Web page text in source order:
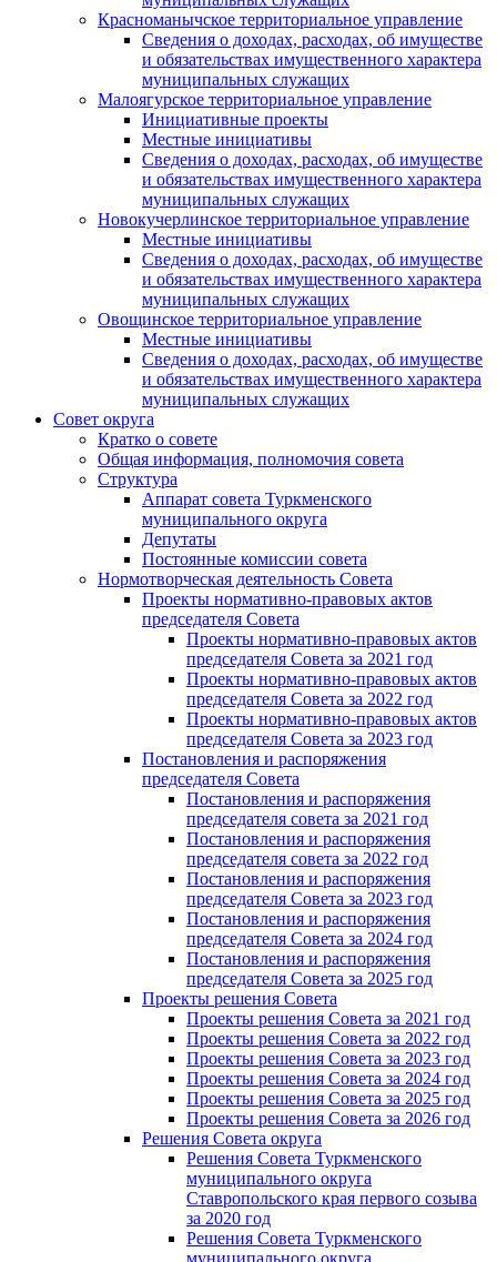
Красноманычское территориальное управление
Сведения о доходах, расходах, об имуществе
и обязательствах имущественного характера
муниципальных служащих
Малоягурское территориальное управление
Инициативные проекты
Местные инициативы
Сведения о доходах, расходах, об имуществе
и обязательствах имущественного характера
муниципальных служащих
Новокучерлинское территориальное управление
Местные инициативы
Сведения о доходах, расходах, об имуществе
и обязательствах имущественного характера
муниципальных служащих
Овощинское территориальное управление
Местные инициативы
Сведения о доходах, расходах, об имуществе
и обязательствах имущественного характера
муниципальных служащих
Совет округа
Кратко о совете
Общая информация, полномочия совета
Структура
Аппарат совета Туркменского
муниципального округа
Депутаты
Постоянные комиссии совета
Нормотворческая деятельность Совета
Проекты нормативно-правовых актов
председателя Cовета
Проекты нормативно-правовых актов
председателя Cовета за 2021 год
Проекты нормативно-правовых актов
председателя Cовета за 2022 год
Проекты нормативно-правовых актов
председателя Cовета за 2023 год
Постановления и распоряжения
председателя Cовета
Постановления и распоряжения
председателя совета за 2021 год
Постановления и распоряжения
председателя совета за 2022 год
Постановления и распоряжения
председателя Cовета за 2023 год
Постановления и распоряжения
председателя Cовета за 2024 год
Постановления и распоряжения
председателя Cовета за 2025 год
Проекты решения Cовета
Проекты решения Совета за 2021 год
Проекты решения Совета за 2022 год
Проекты решения Cовета за 2023 год
Проекты решения Совета за 2024 год
Проекты решения Совета за 2025 год
Проекты решения Совета за 2026 год
Решения Совета округа
Решения Совета Туркменского
муниципального округа
Ставропольского края первого созыва
за 2020 год
Решения Совета Туркменского
муниципального округа